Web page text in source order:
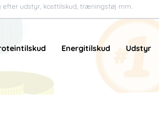
Energitilskud Udstyr